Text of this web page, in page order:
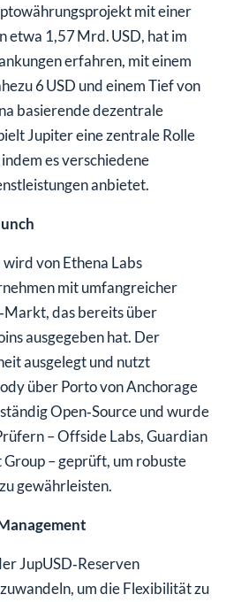
mit einer
1,57 Mrd. USD, hat im
erfahren, mit einem
6 USD und einem Tief von
basierende dezentrale
Jupiter eine zentrale Rolle
es verschiedene
anbietet.
von Ethena Labs
mit umfangreicher
das bereits über
ausgegeben hat. Der
ausgelegt und nutzt
über Porto von Anchorage
Open‑Source und wurde
– Offside Labs, Guardian
– geprüft, um robuste
gewährleisten.
JupUSD‑Reserven
um die Flexibilität zu